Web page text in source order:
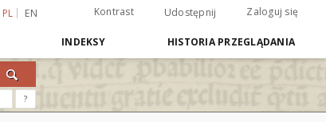
PL EN Kontrast Udostępnij Zaloguj się
INDEKSY HISTORIA PRZEGLĄDANIA
?